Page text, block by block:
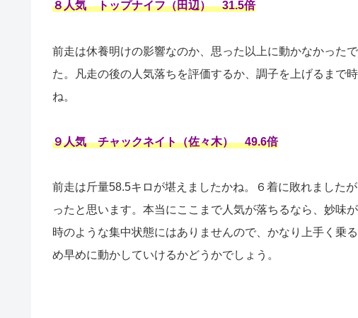
８人気 トップナイフ（田辺） 31.5倍
前走は休養明けの影響なのか、思った以上に動かなかった
た。凡走の後の人気落ちを評価するか、調子を上げるまで
ね。
９人気 チャックネイト（佐々木） 49.6倍
前走は斤量58.5キロが堪えましたかね。６着に敗れました
ったと思います。本当にここまで人気が落ちるなら、妙味
時のような集中状態にはありませんので、かなり上手く乗
め早めに動かしていけるかどうかでしょう。